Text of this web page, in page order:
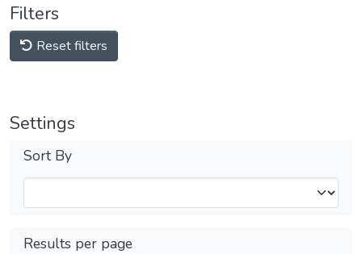
Filters
Reset filters
Settings
Sort By
Results per page